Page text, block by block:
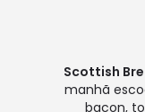
Scottish
manhã
bacon,